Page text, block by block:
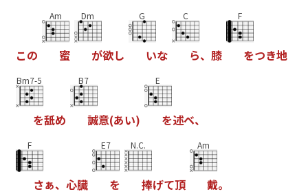
この
Am
蜜
Dm
が欲し
G
いな
C
ら、 膝
F
をつき地
Bm7-5
を舐め
B7
誠意(あい)
E
を述ベ、
F
さぁ、 心臓
E7
を
N.C.
捧げて頂
Am
戴。